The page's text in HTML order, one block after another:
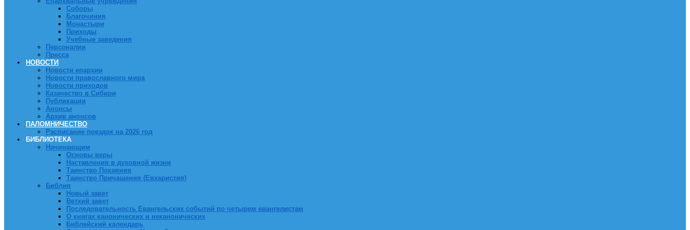
Соборы
Благочиния
Монастыри
Приходы
Учебные заведения
Персоналии
Пресса
НОВОСТИ
Новости епархии
Новости православного мира
Новости приходов
Казачество в Сибири
Публикации
Анонсы
Архив анонсов
ПАЛОМНИЧЕСТВО
Расписание поездок на 2026 год
БИБЛИОТЕКА
Начинающим
Основы веры
Наставления в духовной жизни
Таинство Покаяния
Таинство Причащения (Евхаристия)
Библия
Новый завет
Ветхий завет
Последовательность Евангельских событий по четырем евангелистам
О книгах канонических и неканонических
Библейский календарь